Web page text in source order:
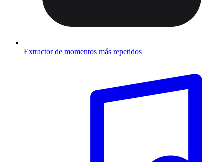
Extractor de momentos más repetidos